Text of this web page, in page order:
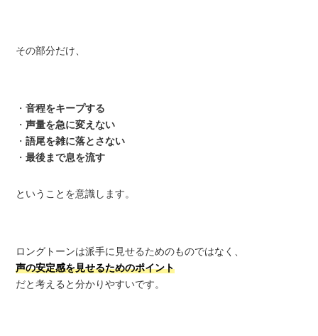
その部分だけ、
・音程をキープする
・声量を急に変えない
・語尾を雑に落とさない
・最後まで息を流す
ということを意識します。
ロングトーンは派手に見せるためのものではなく、
声の安定感を見せるためのポイント
だと考えると分かりやすいです。